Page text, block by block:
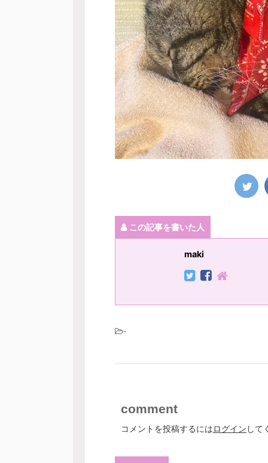
この記事を書いた人
maki
-
comment
コメントを投稿するにはログイン して